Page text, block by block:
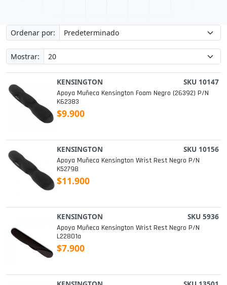
Ordenar por:
Mostrar:
KENSINGTON SKU 10147
Apoya Muñeca Kensington Foam Negro (26392) P/n
K62383
$9.900
KENSINGTON SKU 10156
Apoya Muñeca Kensington Wrist Rest Negro P/n
K52798
$11.900
KENSINGTON SKU 5936
Apoya Muñeca Kensington Wrist Rest Negro P/n
L22801a
$7.900